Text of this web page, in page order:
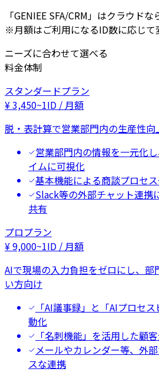
「GENIEE SFA/CRM」はクラウド
※月額はご利用になるID数に応じて
ニーズに合わせて選べる
料金体制
スタンダードプラン
¥3,450~1ID / 月額
脱・表計算で営業部門内の生産性
営業部門内の情報を一元化
イムに可視化
基本機能による商談プロセ
Slack等の外部チャット連携
共有
プロプラン
¥9,000~1ID / 月額
AIで現場の入力負担をゼロにし、
い方向け
「AI議事録」と「AIプロセ
動化
「名刺機能」を活用した顧
メールやカレンダー等、外
スな連携